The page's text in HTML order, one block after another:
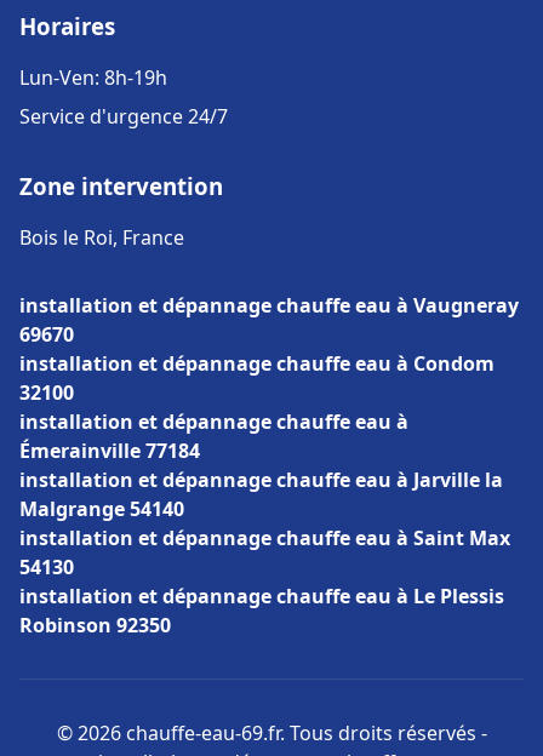
Horaires
Lun-Ven: 8h-19h
Service d'urgence 24/7
Zone intervention
Bois le Roi, France
installation et dépannage chauffe eau à Vaugneray
69670
installation et dépannage chauffe eau à Condom
32100
installation et dépannage chauffe eau à
Émerainville 77184
installation et dépannage chauffe eau à Jarville la
Malgrange 54140
installation et dépannage chauffe eau à Saint Max
54130
installation et dépannage chauffe eau à Le Plessis
Robinson 92350
© 2026 chauffe-eau-69.fr. Tous droits réservés -